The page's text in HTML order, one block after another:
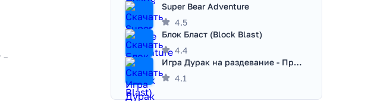
–
Super Bear Adventure
4.5
Блок Бласт (Block Blast)
4.4
Игра Дурак на раздевание - Правила игры
4.1